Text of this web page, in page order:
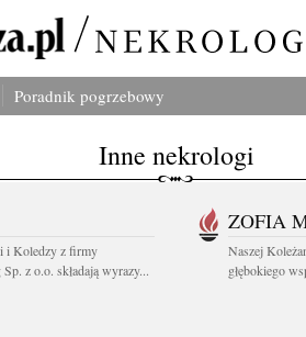
Poradnik pogrzebowy
Inne nekrologi
i Koledzy z firmy
z o.o. składają wyrazy...
ZOFIA
Naszej
głębokiego